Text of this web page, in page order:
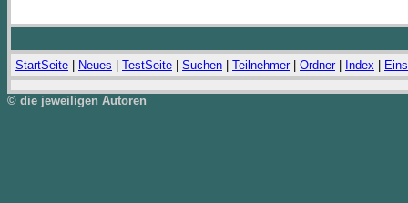
StartSeite Neues TestSeite Suchen Teilnehmer| Ordner| Index
© die jeweiligen Autoren